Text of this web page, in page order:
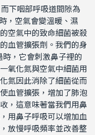
下咽部呼吸道間隙為
，空氣會變溫暖、濕
空氣中的致命細菌被殺
血管擴張劑。我們的身
，它會刺激鼻子裡的
氧化氮與空氣中細菌用
氮因此消除了細菌從而
血管擴張，增加了肺泡
，這意味著當我們用鼻
用鼻子呼吸可以增加血
放慢呼吸頻率並改善整